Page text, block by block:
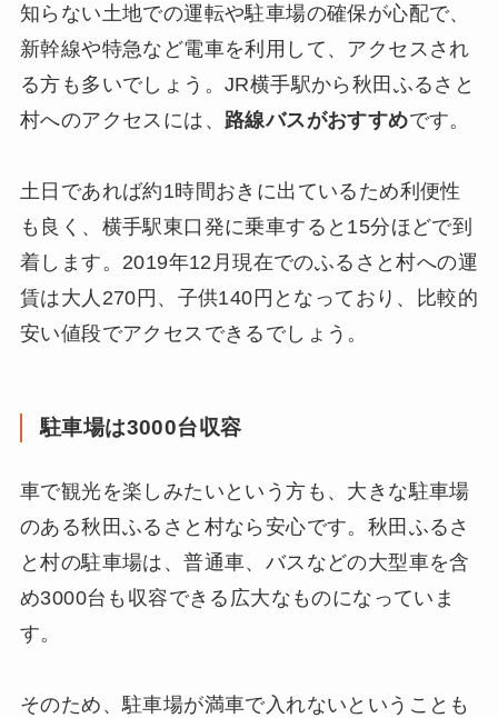
知らない土地での運転や駐車場の確保が心配で、
新幹線や特急など電車を利用して、アクセスされ
る方も多いでしょう。JR横手駅から秋田ふるさと
村へのアクセスには、 路線バスがおすすめです。
土日であれば約1時間おきに出ているため利便性
も良く、横手駅東口発に乗車すると15分ほどで到
着します。2019年12月現在でのふるさと村への運
賃は大人270円、子供140円となっており、比較的
安い値段でアクセスできるでしょう。
駐車場は3000台収容
車で観光を楽しみたいという方も、大きな駐車場
のある秋田ふるさと村なら安心です。秋田ふるさ
と村の駐車場は、普通車、バスなどの大型車を含
め3000台も収容できる広大なものになっていま
す。
そのため、駐車場が満車で入れないということも